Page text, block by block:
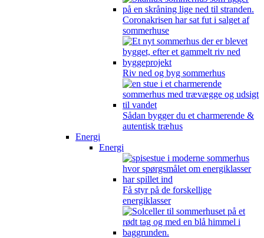
Coronakrisen har sat fut i salget af
sommerhuse
Riv ned og byg sommerhus
Sådan bygger du et charmerende &
autentisk træhus
Energi
Energi
Få styr på de forskellige
energiklasser